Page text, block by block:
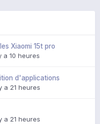
Xiaomi 15t pro
a 10 heures
d'applications
a 21 heures
a 21 heures